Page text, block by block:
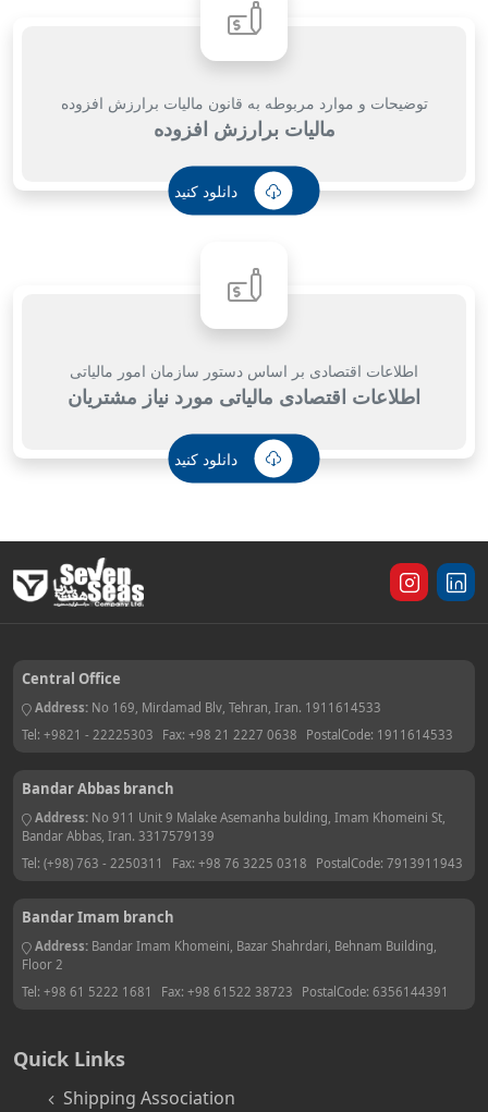
توضیحات و موارد مربوطه به قانون مالیات برارزش افزوده
مالیات برارزش افزوده
دانلود کنید
اطلاعات اقتصادی بر اساس دستور سازمان امور مالیاتی
اطلاعات اقتصادی مالیاتی مورد نیاز مشتریان
دانلود کنید
Central Office
Address: No 169, Mirdamad Blv, Tehran, Iran. 1911614533
Tel: +9821 - 22225303 Fax: +98 21 2227 0638 PostalCode: 1911614533
Bandar Abbas branch
Address: No 911 Unit 9 Malake Asemanha bulding, Imam Khomeini St,
Bandar Abbas, Iran. 3317579139
Tel: (+98) 763 - 2250311 Fax: +98 76 3225 0318 PostalCode: 7913911943
Bandar Imam branch
Address: Bandar Imam Khomeini, Bazar Shahrdari, Behnam Building,
Floor 2
Tel: +98 61 5222 1681 Fax: +98 61522 38723 PostalCode: 6356144391
Quick Links
Shipping Association